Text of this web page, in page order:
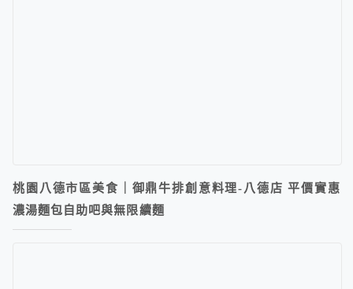
桃園八德市區美食｜御鼎牛排創意料理-八德店 平價實惠
濃湯麵包自助吧與無限續麵